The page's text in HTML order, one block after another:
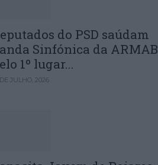
do PSD saúdam
Sinfónica da ARMAB
1º lugar...
JULHO, 2026